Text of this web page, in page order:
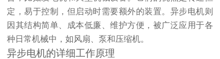
定，易于控制，但启动时需要额外的装置。异步电机则
因其结构简单、成本低廉、维护方便，被广泛应用于各
种日常机械中，如风扇、泵和压缩机。
异步电机的详细工作原理